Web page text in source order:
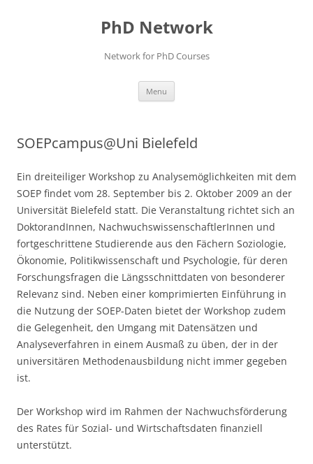
PhD Network
Network for PhD Courses
Menu
SOEPcampus@Uni Bielefeld
Ein dreiteiliger Workshop zu Analysemöglichkeiten mit dem
SOEP findet vom 28. September bis 2. Oktober 2009 an der
Universität Bielefeld statt. Die Veranstaltung richtet sich an
DoktorandInnen, NachwuchswissenschaftlerInnen und
fortgeschrittene Studierende aus den Fächern Soziologie,
Ökonomie, Politikwissenschaft und Psychologie, für deren
Forschungsfragen die Längsschnittdaten von besonderer
Relevanz sind. Neben einer komprimierten Einführung in
die Nutzung der SOEP-Daten bietet der Workshop zudem
die Gelegenheit, den Umgang mit Datensätzen und
Analyseverfahren in einem Ausmaß zu üben, der in der
universitären Methodenausbildung nicht immer gegeben
ist.
Der Workshop wird im Rahmen der Nachwuchsförderung
des Rates für Sozial- und Wirtschaftsdaten finanziell
unterstützt.